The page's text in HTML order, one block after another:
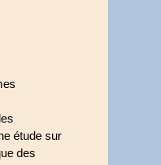
étude sur
des